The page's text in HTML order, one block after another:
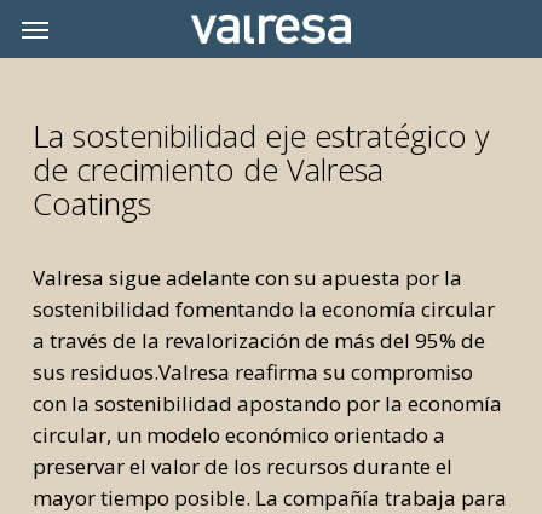
Menu
La sostenibilidad eje estratégico y
de crecimiento de Valresa
Coatings
Valresa sigue adelante con su apuesta por la
sostenibilidad fomentando la economía circular
a través de la revalorización de más del 95% de
sus residuos.Valresa reafirma su compromiso
con la sostenibilidad apostando por la economía
circular, un modelo económico orientado a
preservar el valor de los recursos durante el
mayor tiempo posible. La compañía trabaja para